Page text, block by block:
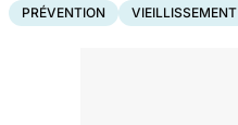
PRÉVENTION VIEILLISSEMENT